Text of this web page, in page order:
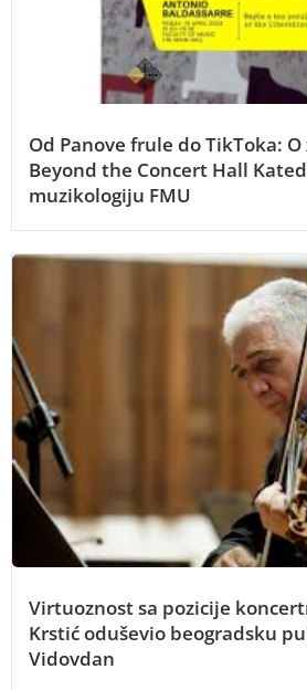
Od Panove frule do TikToka:
Beyond the Concert Hall
muzikologiju FMU
Virtuoznost sa pozicije
Krstić oduševio beogradsku
Vidovdan